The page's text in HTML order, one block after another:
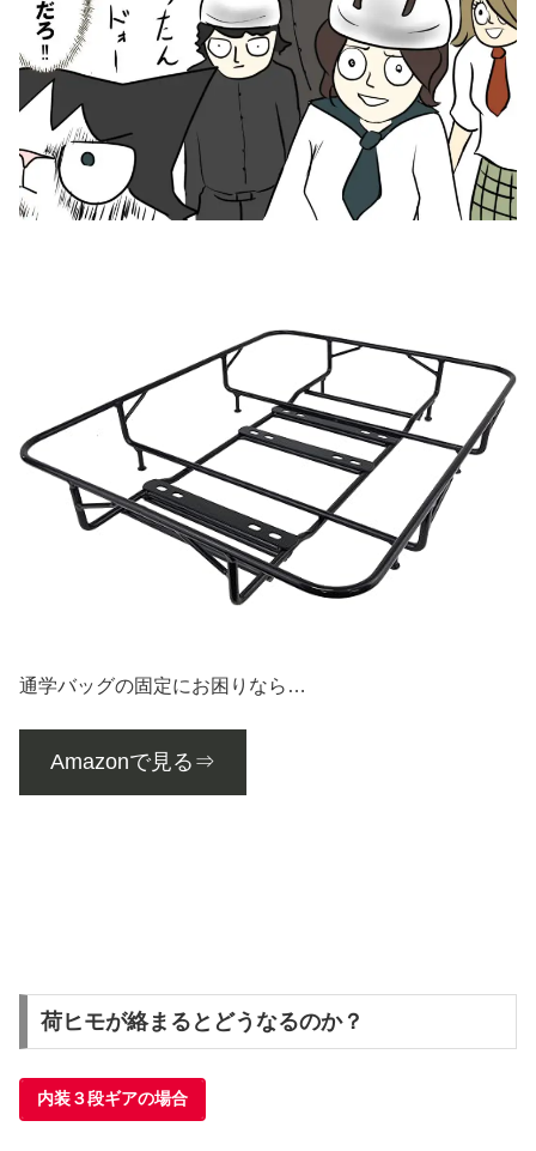
通学バッグの固定にお困りなら…
Amazonで見る⇒
荷ヒモが絡まるとどうなるのか？
内装３段ギアの場合